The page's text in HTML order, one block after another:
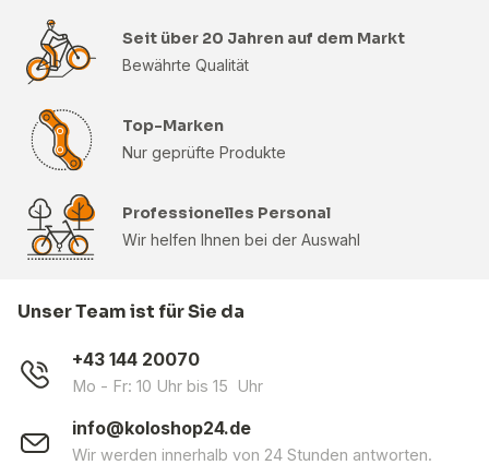
Seit über 20 Jahren auf dem Markt
Bewährte Qualität
Top-Marken
Nur geprüfte Produkte
Professionelles Personal
Wir helfen Ihnen bei der Auswahl
Unser Team ist für Sie da
+43 144 20070
Mo - Fr: 10 Uhr bis 15 Uhr
info@koloshop24.de
Wir werden innerhalb von 24 Stunden antworten.